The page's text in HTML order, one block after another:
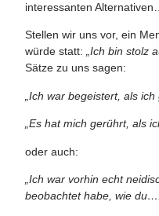
interessanten Alternativen…
Stellen wir uns vor, ein
würde statt:„Ich bin stolz
Sätze zu uns sagen:
„Ich war begeistert, als
„Es hat mich gerührt, als
oder auch:
„Ich war vorhin echt
beobachtet habe, wie